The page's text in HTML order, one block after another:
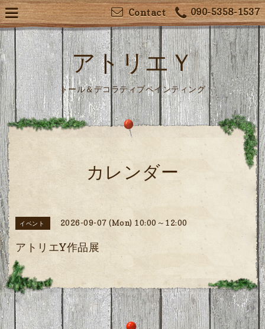
090-5358-1537
Contact
アトリエＹ
トール＆デコラティブペインティング
カレンダー
イベント 2026-09-07 (Mon) 10:00～12:00
アトリエY作品展